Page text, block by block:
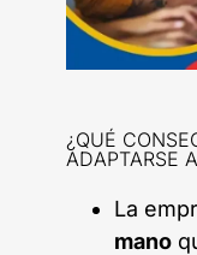
¿QUÉ
ADAPTARSE
La
mano